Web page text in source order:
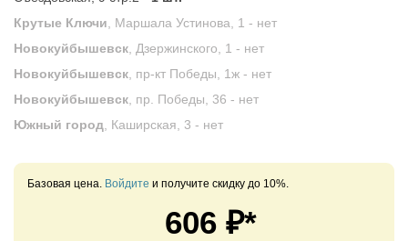
Крутые Ключи , Маршала Устинова, 1 - нет
Новокуйбышевск , Дзержинского, 1 - нет
Новокуйбышевск , пр-кт Победы, 1ж - нет
Новокуйбышевск , пр. Победы, 36 - нет
Южный город , Каширская, 3 - нет
Базовая цена. Войдите и получите скидку до 10%.
606 ₽*